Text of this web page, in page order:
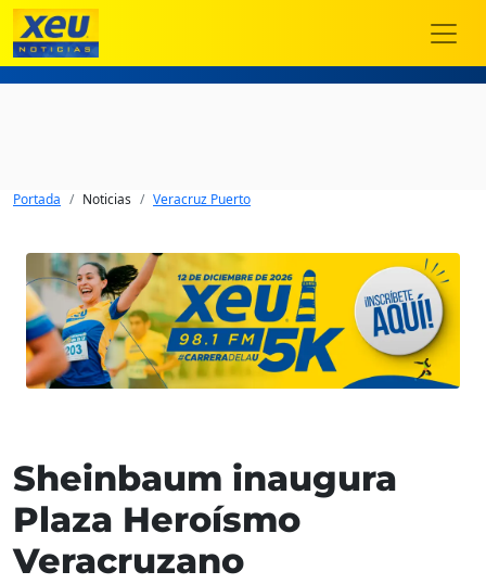
Portada Noticias Veracruz Puerto
Sheinbaum inaugura
Plaza Heroísmo
Veracruzano